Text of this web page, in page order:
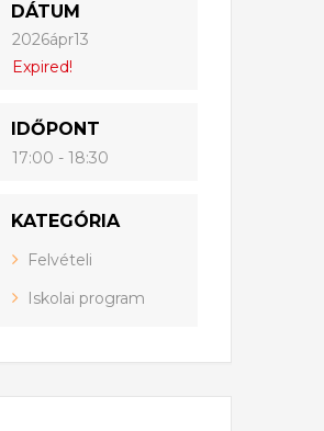
DÁTUM
2026ápr13
Expired!
IDŐPONT
17:00 - 18:30
KATEGÓRIA
Felvételi
Iskolai program